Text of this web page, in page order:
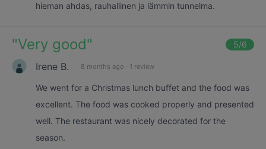
hieman ahdas, rauhallinen ja lämmin tunnelma.
"Very good" 5/6
Irene B. 8 months ago · 1 review
We went for a Christmas lunch buffet and the food was
excellent. The food was cooked properly and presented
well. The restaurant was nicely decorated for the
season.